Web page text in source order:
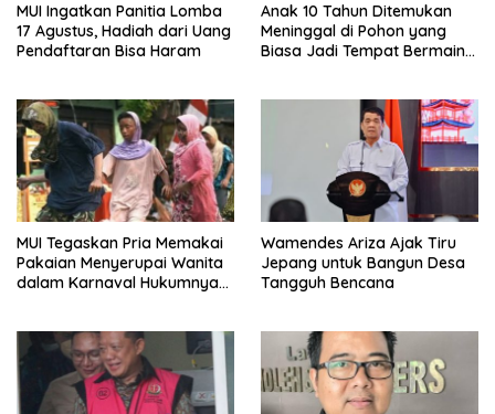
MUI Ingatkan Panitia Lomba
17 Agustus, Hadiah dari Uang
Pendaftaran Bisa Haram
Anak 10 Tahun Ditemukan
Meninggal di Pohon yang
Biasa Jadi Tempat Bermain
MUI Tegaskan Pria Memakai
Pakaian Menyerupai Wanita
dalam Karnaval Hukumnya
Wamendes Ariza Ajak Tiru
Jepang untuk Bangun Desa
Tangguh Bencana